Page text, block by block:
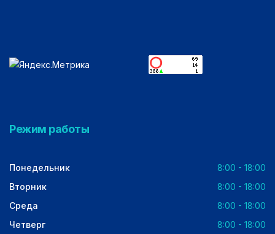
Режим работы
Понедельник
8:00 - 18:00
Вторник
8:00 - 18:00
Среда
8:00 - 18:00
Четверг
8:00 - 18:00